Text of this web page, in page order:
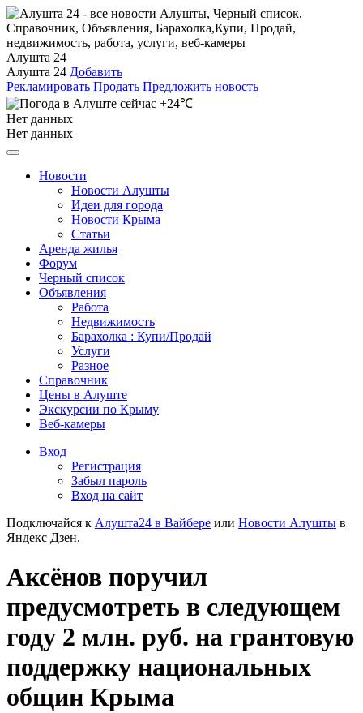
Алушта 24
Алушта 24 Добавить
Рекламировать Продать Предложить новость
+24℃
Нет данных
Нет данных
Новости
Новости Алушты
Идеи для города
Новости Крыма
Статьи
Аренда жилья
Форум
Черный список
Объявления
Работа
Недвижимость
Барахолка : Купи/Продай
Услуги
Разное
Справочник
Цены в Алуште
Экскурсии по Крыму
Веб-камеры
Вход
Регистрация
Забыл пароль
Вход на сайт
Подключайся к Алушта24 в Вайбере или Новости Алушты в
Яндекс Дзен.
Аксёнов поручил
предусмотреть в следующем
году 2 млн. руб. на грантовую
поддержку национальных
общин Крыма